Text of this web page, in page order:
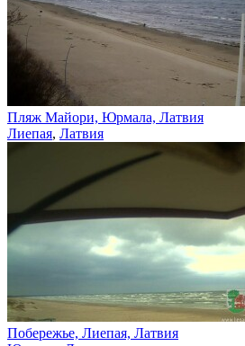
Пляж Майори, Юрмала, Латвия
Лиепая, Латвия
Побережье, Лиепая, Латвия